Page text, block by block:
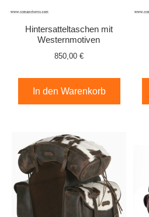
Hintersatteltaschen mit
Westernmotiven
850,00 €
In den Warenkorb